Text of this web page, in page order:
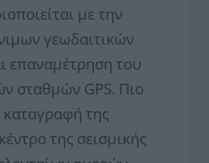
με την
γεωδαιτικών
επαναμέτρηση του
σταθμών GPS. Πιο
καταγραφή της
της σεισμικής